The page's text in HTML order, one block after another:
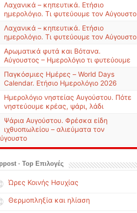
Λαχανικά – κηπευτικά. Ετήσιο
ημερολόγιο. Τι φυτεύουμε τον Αύγουστο
Λαχανικά – κηπευτικά. Ετήσιο
ημερολόγιο. Τι φυτεύουμε τον Αύγουστο
Αρωματικά φυτά και Βότανα.
Αύγουστος – Ημερολόγιο τι φυτεύουμε
Παγκόσμιες Ημέρες – World Days
Calendar. Ετήσιο Ημερολόγιο 2026
Ημερολόγιο νηστείας Αυγούστου. Πότε
νηστεύουμε κρέας, ψάρι, λάδι
Ψάρια Αυγούστου. Φρέσκα είδη
ιχθυοπωλείου – αλιεύματα τον
· Top Επιλογές
Ώρες Κοινής Ησυχίας
Θερμοπληξία και ηλίαση